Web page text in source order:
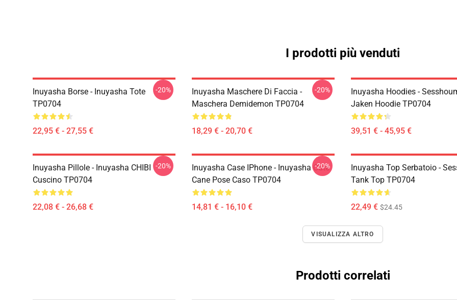
I prodotti più venduti
Inuyasha Borse - Inuyasha Tote
TP0704
22,95 € - 27,55 €
-20%
Inuyasha Maschere Di Faccia -
Maschera Demidemon TP0704
18,29 € - 20,70 €
-20%
Inuyasha Hoodies -
Jaken Hoodie TP0704
39,51 € - 45,95 €
Inuyasha Pillole - Inuyasha CHIBI
Cuscino TP0704
22,08 € - 26,68 €
-20%
Inuyasha Case IPhone - Inuyasha Cute
Cane Pose Caso TP0704
14,81 € - 16,10 €
-20%
Inuyasha Top Serbatoio -
Tank Top TP0704
22,49 € $24.45
VISUALIZZA ALTRO
Prodotti correlati